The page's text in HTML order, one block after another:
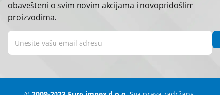
obavešteni o svim novim akcijama i novopridošlim
proizvodima.